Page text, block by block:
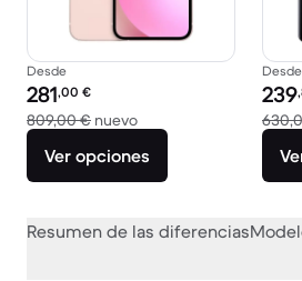
Desde
Precio reacondicionado:
281,00 €
809,00 € nuevoEl dispositivo nuevo
Ver opciones
Desde
239
Resumen de las diferencias